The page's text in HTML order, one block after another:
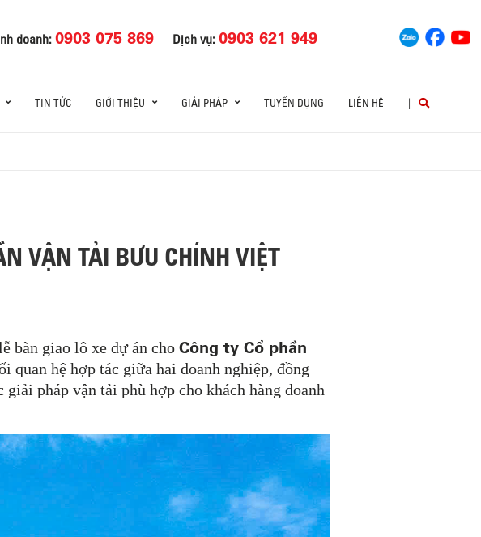
doanh:0903 075 869 Dịch vụ:0903 621 949
TIN TỨC GIỚI THIỆU GIẢI PHÁP TUYỂN DỤNG LIÊN HỆ |
VẬN TẢI BƯU CHÍNH VIỆT
bàn giao lô xe dự án cho Công ty Cổ phần
quan hệ hợp tác giữa hai doanh nghiệp, đồng
giải pháp vận tải phù hợp cho khách hàng doanh